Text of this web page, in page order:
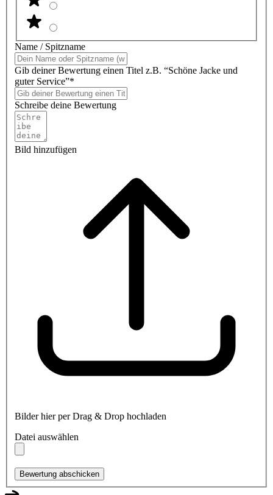
Name / Spitzname
Gib deiner Bewertung einen Titel z.B. “Schöne Jacke und
guter Service”*
Schreibe deine Bewertung
Bild hinzufügen
Bilder hier per Drag & Drop hochladen
Datei auswählen
Bewertung abschicken